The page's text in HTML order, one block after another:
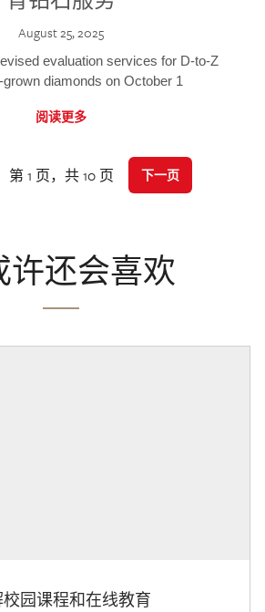
August 25, 2025
evaluation services for D-to-Z
grown diamonds on October 1
阅读更多
第 1 页，共 10 页 下一页
许还会喜欢
园课程和在线教育